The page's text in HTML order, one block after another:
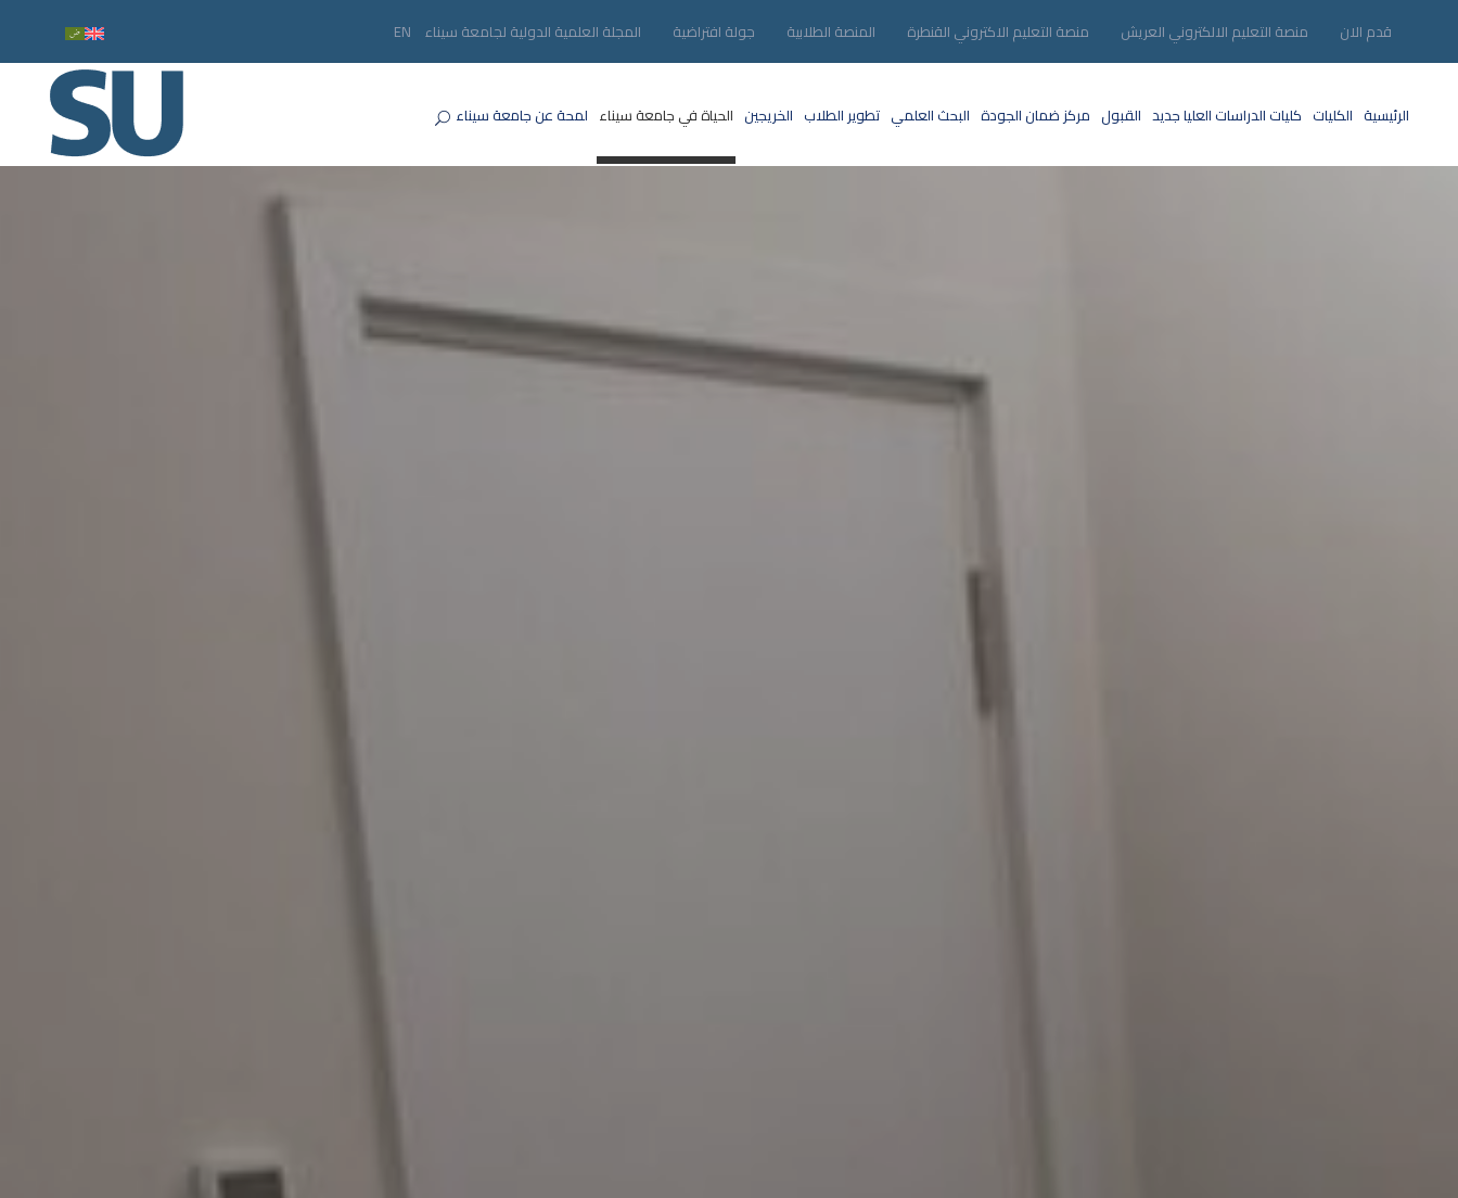
قدم الان منصة التعليم الالكتروني العريش منصة التعليم الاكتروني القنطرة المنصة الطلابية جولة افتراضية المجلة العلمية الدولية لجامعة سيناء EN
الرئيسية الكليات كليات الدراسات العلياجديد القبول مركز ضمان الجودة البحث العلمي تطوير الطلاب الخريجين الحياة في جامعة سيناء لمحة عن جامعة سيناء